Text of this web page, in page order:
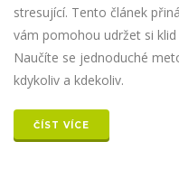
stresující. Tento článek
vám pomohou udržet si
Naučíte se jednoduché
kdykoliv a kdekoliv.
ČÍST VÍCE